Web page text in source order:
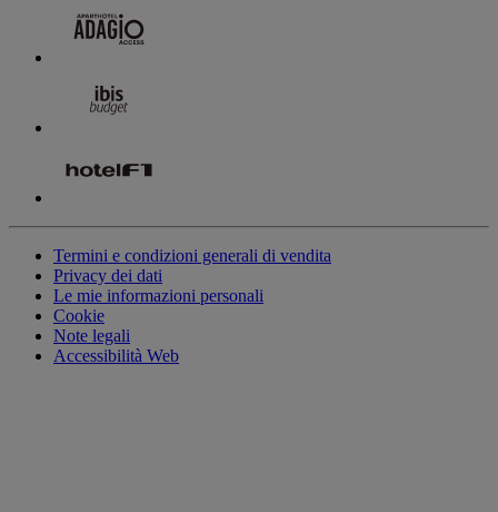
Termini e condizioni generali di vendita
Privacy dei dati
Le mie informazioni personali
Cookie
Note legali
Accessibilità Web